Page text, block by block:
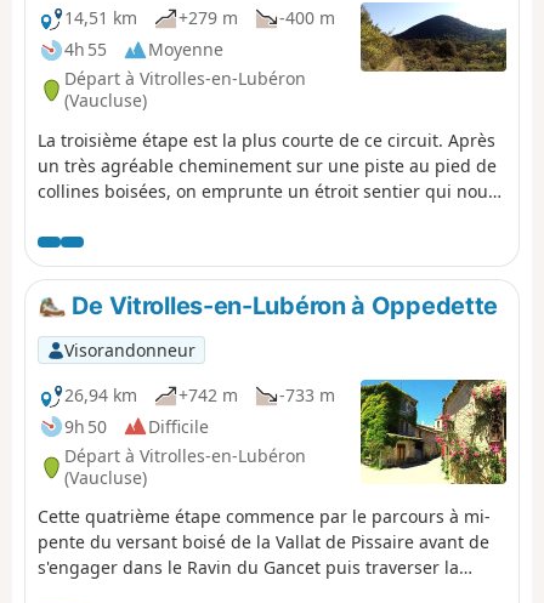
14,51 km
+279 m
-400 m
4h 55
Moyenne
Départ à Vitrolles-en-Lubéron
(Vaucluse)
La troisième étape est la plus courte de ce circuit. Après
un très agréable cheminement sur une piste au pied de
collines boisées, on emprunte un étroit sentier qui nous
massif. On monte ensuite au joli village de Montjustin,
puis on redescend par une crête offrant de superbes
points de vue.
De Vitrolles-en-Lubéron à Oppedette
Visorandonneur
26,94 km
+742 m
-733 m
9h 50
Difficile
Départ à Vitrolles-en-Lubéron
(Vaucluse)
Cette quatrième étape commence par le parcours à mi-
pente du versant boisé de la Vallat de Pissaire avant de
s'engager dans le Ravin du Gancet puis traverser la